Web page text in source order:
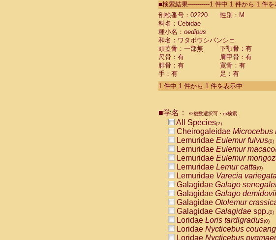
CebidaeSaguinus labiatus
Cebidae Saguinus leucopus
Cebidae
Cebidae
CebidaeSaguinus nigricollis
Cebidae Saguinus oedipus
Cebidae Saguinus weddelli
Cebidae Saguinusspp.
Cebidae Aotus trivirgatus
Cebidae Cebus albifrons
CebidaeCebus nigrivittatus
CebidaeCebus
CebidaeSaimiri boliviensis
CebidaeSaimiri sciureus(0)
AtelidaeAlouatta caraya(0)
AtelidaeAlouatta fusca(0)
AtelidaeAlouatta seniculus
AtelidaeAlouattaspp.(0)
AtelidaeAteles belzebuth(0)
AtelidaeAteles geoffroyi(0)
AtelidaeAteles paniscus(0)
AtelidaeAtelesspp.(0)
Atelidae Lagothrix lagothricha
AtelidaeLagothrix
PitheciidaeCacajao calvus
■検索結果-----------1 件中 1 件から 1 件を
剖検番号：02220
性別：M
科名：Cebidae
種小名： oedipus
和名：ワタボウシパンシェ
頭蓋骨：一部無
下顎骨：有
尺骨：有
肩甲骨：有
腓骨：有
寛骨：有
手：有
足：有
1 件中 1 件から 1 件を表示中
■学名： ※複数選択可・or検索
All Species(2)
Cheirogaleidae Microcebus
Lemuridae Eulemur fulvus(0)
Lemuridae Eulemur macaco
Lemuridae Eulemur mongoz
Lemuridae Lemur catta(0)
Lemuridae Varecia variegata
Galagidae Galago
Galagidae Galago demidovii
Galagidae Otolemur
Galagidae Galagidae spp.(0)
Loridae Loris tardigradus(0)
Loridae Nycticebus coucang
Loridae Nycticebus